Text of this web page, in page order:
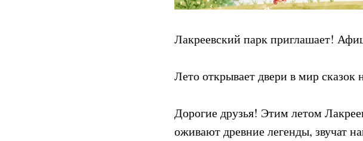
Лакреевский парк приглашает!
Лето открывает двери в мир сказок
Дорогие друзья! Этим летом
оживают древние легенды, звучат